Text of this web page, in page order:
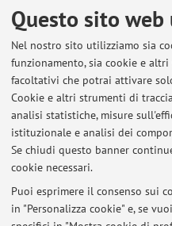
Questo sito
Nel nostro sito utilizziamo sia
funzionamento, sia cookie e
facoltativi che potrai attivare
Cookie e altri strumenti di
analisi statistiche, misure
istituzionale e analisi dei
Se chiudi questo banner
cookie necessari.
Puoi esprimere il consenso sui
in "Personalizza cookie" e, se
Corso:
Laurea Magistrale
Giurisprudenza
Periodo delle lezioni: dal
2026
Orario delle lezioni